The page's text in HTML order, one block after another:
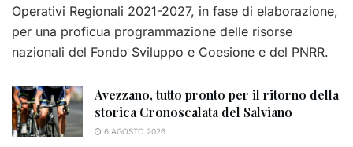
Operativi Regionali 2021-2027, in fase di elaborazione,
per una proficua programmazione delle risorse
nazionali del Fondo Sviluppo e Coesione e del PNRR.
Avezzano, tutto pronto per il ritorno della
storica Cronoscalata del Salviano
6 AGOSTO 2026